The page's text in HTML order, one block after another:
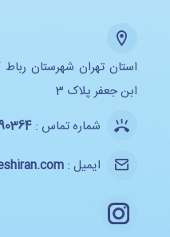
استان تهران شهرستان رباط
ابن جعفر پلاک 3
شماره تماس :
ایمیل :